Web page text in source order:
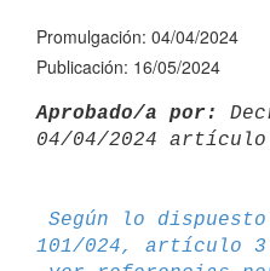
Promulgación: 04/04/2024
Publicación: 16/05/2024
Aprobado/a por:
04/04/2024 artículo
Según lo
101/024, artículo 3